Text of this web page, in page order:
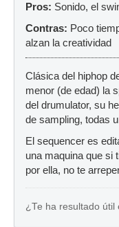
Pros: Sonido, el
Contras: Poco
alzan la creatividad
Clásica del hiphop
menor (de edad) la
del drumulator, su
de sampling, todas
El sequencer es
una maquina que si
por ella, no te
¿Te ha resultado útil